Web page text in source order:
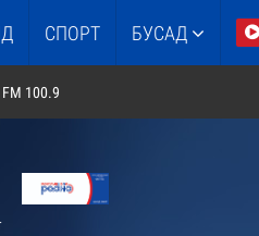
СПОРТ БУСАД
FM 100.9